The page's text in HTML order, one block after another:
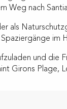
Weg nach
als
im
und die
Girons Plage,